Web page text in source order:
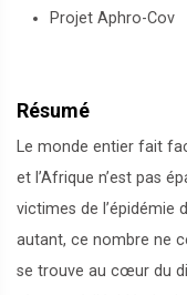
Projet Aphro-Cov
Résumé
Le monde entier fait
et l’Afrique n’est pas
victimes de l’épidémie
autant, ce nombre ne
se trouve au cœur du